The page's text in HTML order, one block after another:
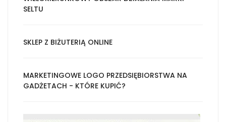
SELTU
SKLEP Z BIŻUTERIĄ ONLINE
MARKETINGOWE LOGO PRZEDSIĘBIORSTWA NA
GADŻETACH - KTÓRE KUPIĆ?